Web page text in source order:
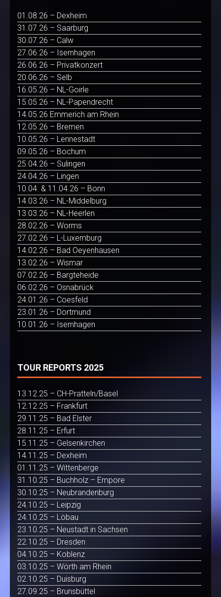
01.08.26 – Dexheim
31.07.26 – Saarburg
30.07.26 – Calw
27.06.26 – Isernhagen
26.06.26 – Privatkonzert
20.06.26 – Selb
16.05.26 – NL-Goirle
15.05.26 – NL-Papendrecht
14.05.26 Emmerich am Rhein
12.05.26 – Bremen
10.05.26 – Lennestadt
09.05.26 – Bochum
25.04.26 – Sulingen
24.04.26 – Lingen
10.04. & 11.04.26 – Bonn
14.03.26 – NL-Middelburg
13.03.26 – NL-Heerlen
28.02.26 – Worms
27.02.26 – L-Luxemburg
14.02.26 – Bad Oeyenhausen
13.02.26 – Wismar
07.02.26 – Bargteheide
06.02.26 – Osnabrück
24.01.26 – Coesfeld
23.01.26 – Dortmund
10.01.26 – Isernhagen
TOUR REPORTS 2025
13.12.25 – CH-Pratteln/Basel
12.12.25 – Frankfurt
29.11.25 – Bad Elster
28.11.25 – Erfurt
15.11.25 – Gelsenkirchen
14.11.25 – Dexheim
01.11.25 – Wittenberge
31.10.25 – Buchholz – Empore
30.10.25 – Neubrandenburg
24.10.25 – Leipzig
24.10.25 – Löbau
23.10.25 – Neustadt in Sachsen
22.10.25 – Dresden
04.10.25 – Koblenz
03.10.25 – Wörth am Rhein
02.10.25 – Duisburg
27.09.25 – Brunsbüttel